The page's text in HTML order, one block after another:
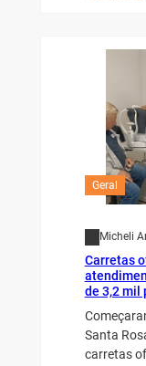
Geral
Micheli
Carretas
de 3,2 mil
Santa
carretas